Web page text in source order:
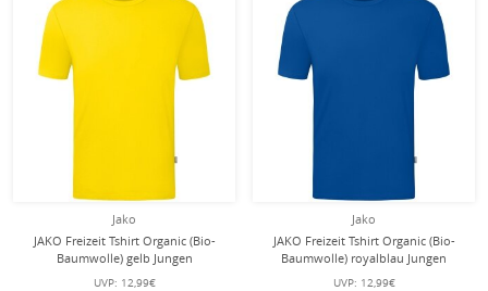
Jako
JAKO Freizeit Tshirt Organic (Bio-
Baumwolle) gelb Jungen
UVP: 12,99€
Jako
JAKO Freizeit Tshirt Organic (Bio-
Baumwolle) royalblau Jungen
UVP: 12,99€